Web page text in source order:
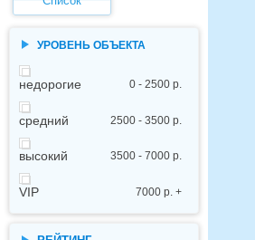
УРОВЕНЬ ОБЪЕКТА
недорогие 0 - 2500 р.
средний 2500 - 3500 р.
высокий 3500 - 7000 р.
VIP 7000 р. +